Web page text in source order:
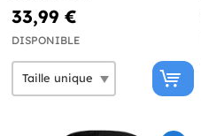
33,99 €
DISPONIBLE